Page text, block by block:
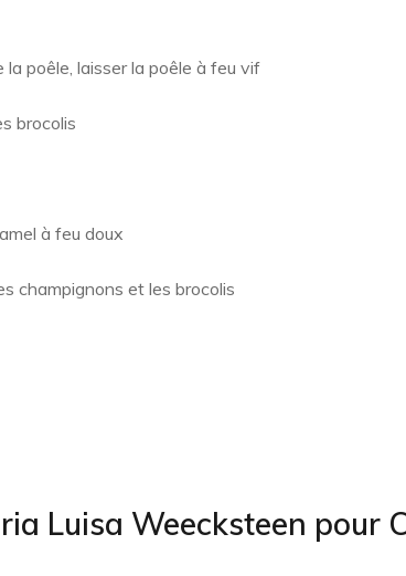
poêle, laisser la poêle à feu vif
brocolis
à feu doux
champignons et les brocolis
Luisa Weecksteen pour